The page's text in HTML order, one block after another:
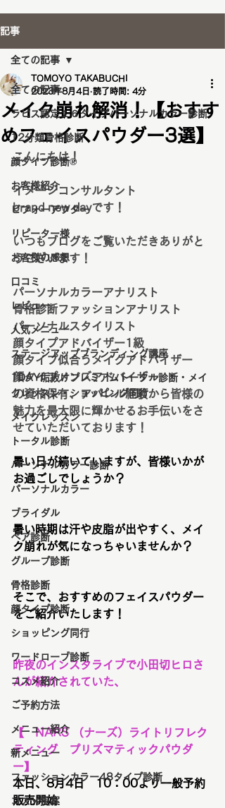
記事
全ての記事
ラピス認定１６タイプパーソナルカラー診断
12分類骨格診断
顔タイプ診断®️
お客様紹介
ビフォーアフター
リピーター様
お客様の感想
口コミ
レビュー
人気メニュー
ステージアップブランディング講座
1DAY垢抜けプレミアムトータル診断・メイ
クレッスン・ショッピング同行
メイクレッスン
トータル診断
パーソナルカラー診断
パーソナルカラー
ブライダル
ペア診断
グループ診断
骨格診断
顔タイプ診断
ショッピング同行
ワードローブ診断
コスメ紹介
ご予約方法
メニュー紹介
新メニュー
ファッションカラー48タイプ診断
コスメ提案
全ての記事
メイク崩れ解消！【おすす
めフェイスパウダー3選】
TOMOYO TAKABUCHI
2023年8月4日 読了時間: 4分
こんにちは！
イメージコンサルタント
brand new dayです！
いつもブログをご覧いただきありがと
うございます！
パーソナルカラーアナリスト
骨格診断ファッションアナリスト
パーソナルスタイリスト
顔タイプアドバイザー1級
顔タイプ似合うメイクアドバイザー
顔タイプメンズアドバイザー
の資格保有、アパレル経験から皆様の
魅力を最大限に輝かせるお手伝いをさ
せていただいております！
暑い日が続いていますが、皆様いかが
お過ごしでしょうか？
暑い時期は汗や皮脂が出やすく、メイ
ク崩れが気になっちゃいませんか？
そこで、おすすめのフェイスパウダー
をご紹介いたします！
昨夜のインスタライブで小田切ヒロさ
んが紹介されていた、
【　NARS （ナーズ）ライトリフレク
ティング　プリズマティックパウダ
ー】
本日、8月4日　10：00より一般予約
販売開始